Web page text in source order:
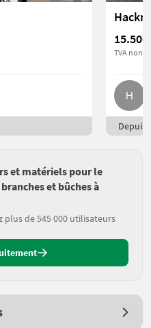
15.500
TVA non
Depuis
et matériels pour le
et bûches à
plus de 545 000 utilisateurs